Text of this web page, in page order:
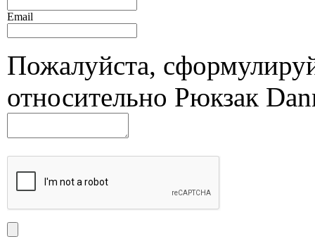
Email
Пожалуйста,
относительно Рюкзак